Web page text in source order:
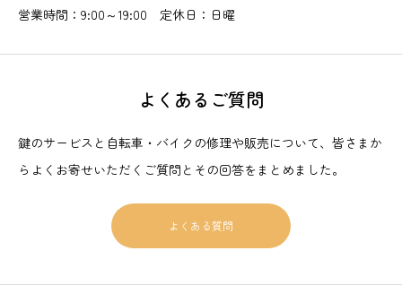
営業時間：9:00～19:00 定休日：日曜
よくあるご質問
鍵のサービスと自転車・バイクの修理や販売について、皆さまか
らよくお寄せいただくご質問とその回答をまとめました。
よくある質問